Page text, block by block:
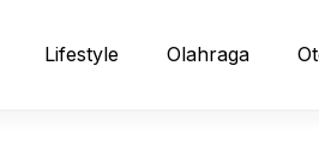
Lifestyle Olahraga